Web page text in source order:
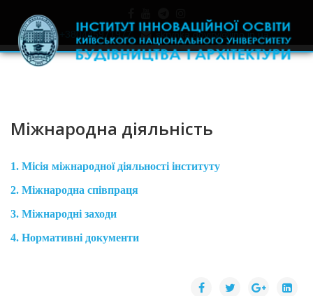
+380445971977 skrynka.doviry@iino.in.ua
Міжнародна діяльність
1. Місія міжнародної діяльності інституту
2. Міжнародна співпраця
3. Міжнародні заходи
4. Нормативні документи